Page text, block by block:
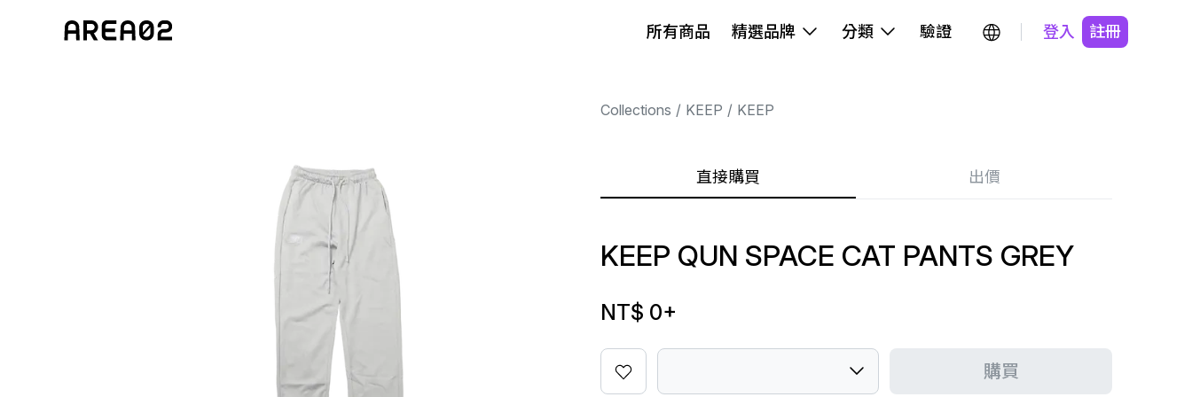
所有商品 精選品牌 分類 驗證 登入 註冊
Collections KEEP KEEP
直接購買 出價
KEEP QUN SPACE CAT PANTS GREY
NT$ 0+
購買